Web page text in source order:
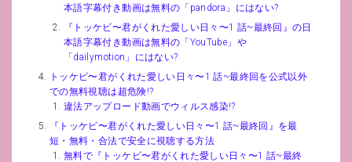
本語字幕付き動画は無料の「pandora」にはない?
『トッケビ〜君がくれた愛しい日々〜1 話~最終回』の日
本語字幕付き動画は無料の「YouTube」や
「dailymotion」にはない?
トッケビ〜君がくれた愛しい日々〜1 話~最終回を公式以外
での無料視聴は超危険!?
違法アップロード動画でウィルス感染!?
『トッケビ〜君がくれた愛しい日々〜1 話~最終回』を最
短・無料・合法で安全に視聴する方法
無料で『トッケビ〜君がくれた愛しい日々〜1 話~最終